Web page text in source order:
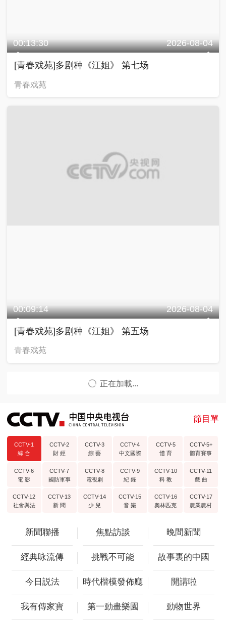
00:13:30 2026-08-04
[青春戏苑]多剧种《江姐》 第七场
青春戏苑
00:09:14 2026-08-04
[青春戏苑]多剧种《江姐》 第五场
青春戏苑
正在加載...
節目單
CCTV-1
綜 合
CCTV-2
財 經
CCTV-3
綜 藝
CCTV-4
中文國際
CCTV-5
體 育
CCTV-5+
體育賽事
CCTV-6
電 影
CCTV-7
國防軍事
CCTV-8
電視劇
CCTV-9
紀 錄
CCTV-10
科 教
CCTV-11
戲 曲
CCTV-12
社會與法
CCTV-13
新 聞
CCTV-14
少 兒
CCTV-15
音 樂
CCTV-16
奧林匹克
CCTV-17
農業農村
新聞聯播 焦點訪談 晚間新聞
經典咏流傳 挑戰不可能 故事裏的中國
今日説法 時代楷模發佈廳 開講啦
我有傳家寶 第一動畫樂園 動物世界